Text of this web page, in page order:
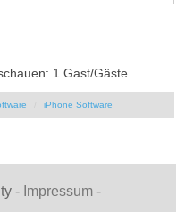
1 Gast/Gäste
iPhone Software
- Impressum -